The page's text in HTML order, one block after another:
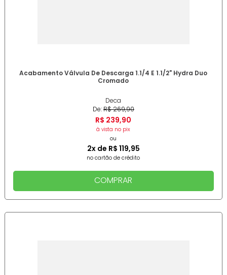
Acabamento Válvula De Descarga 1.1/4 E 1.1/2" Hydra Duo
Cromado
Deca
De:R$269,90
R$ 239,90
à vista no pix
ou
2x de R$ 119,95
no cartão de crédito
COMPRAR